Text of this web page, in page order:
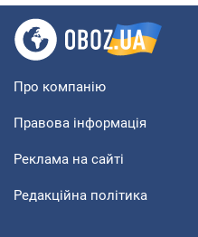
Про компанію
Правова інформація
Реклама на сайті
Редакційна політика